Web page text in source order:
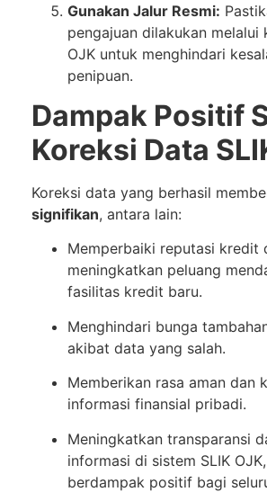
Gunakan Jalur Resmi:
pengajuan dilakukan melalui
OJK untuk menghindari
penipuan.
Dampak Positif
Koreksi Data
Koreksi data yang berhasil
signifikan, antara lain:
Memperbaiki reputasi kredit
meningkatkan peluang
fasilitas kredit baru.
Menghindari bunga
akibat data yang salah.
Memberikan rasa aman dan
informasi finansial pribadi.
Meningkatkan transparansi
informasi di sistem SLIK
berdampak positif bagi